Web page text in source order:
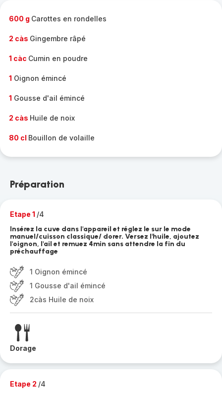
600 g Carottes en rondelles
2 càs Gingembre râpé
1 càc Cumin en poudre
1 Oignon émincé
1 Gousse d'ail émincé
2 càs Huile de noix
80 cl Bouillon de volaille
Préparation
Etape 1 /4
Insérez la cuve dans l'appareil et réglez le sur le mode
manuel/cuisson classique/ dorer. Versez l'huile, ajoutez
l'oignon, l'ail et remuez 4min sans attendre la fin du
préchauffage
1 Oignon émincé
1 Gousse d'ail émincé
2càs Huile de noix
Dorage
Etape 2 /4